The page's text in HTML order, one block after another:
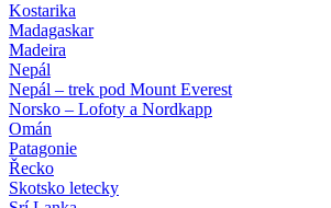
Kostarika
Madagaskar
Madeira
Nepál
Nepál – trek pod Mount Everest
Norsko – Lofoty a Nordkapp
Omán
Patagonie
Řecko
Skotsko letecky